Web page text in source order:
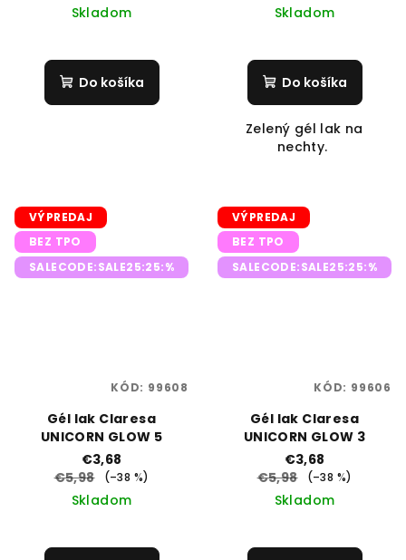
Skladom
Do košíka
Skladom
Do košíka
Zelený gél lak na
nechty.
VÝPREDAJ
BEZ TPO
SALECODE:SALE25:25:%
Gél lak Claresa
UNICORN GLOW 5
€3,68
€5,98
(–38 %)
Skladom
KÓD: 99608
VÝPREDAJ
BEZ TPO
SALECODE:SALE25:25:%
Gél lak Claresa
UNICORN GLOW 3
€3,68
€5,98
(–38 %)
Skladom
KÓD: 99606